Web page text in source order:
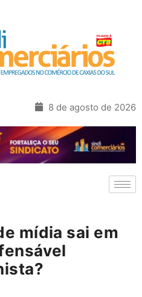
8 de agosto de 2026
mídia sai em